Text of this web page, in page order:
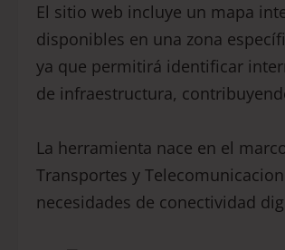
El sitio web incluye un mapa
disponibles en una zona
ya que permitirá identificar
de infraestructura,
La herramienta nace en el
Transportes y
necesidades de conectividad